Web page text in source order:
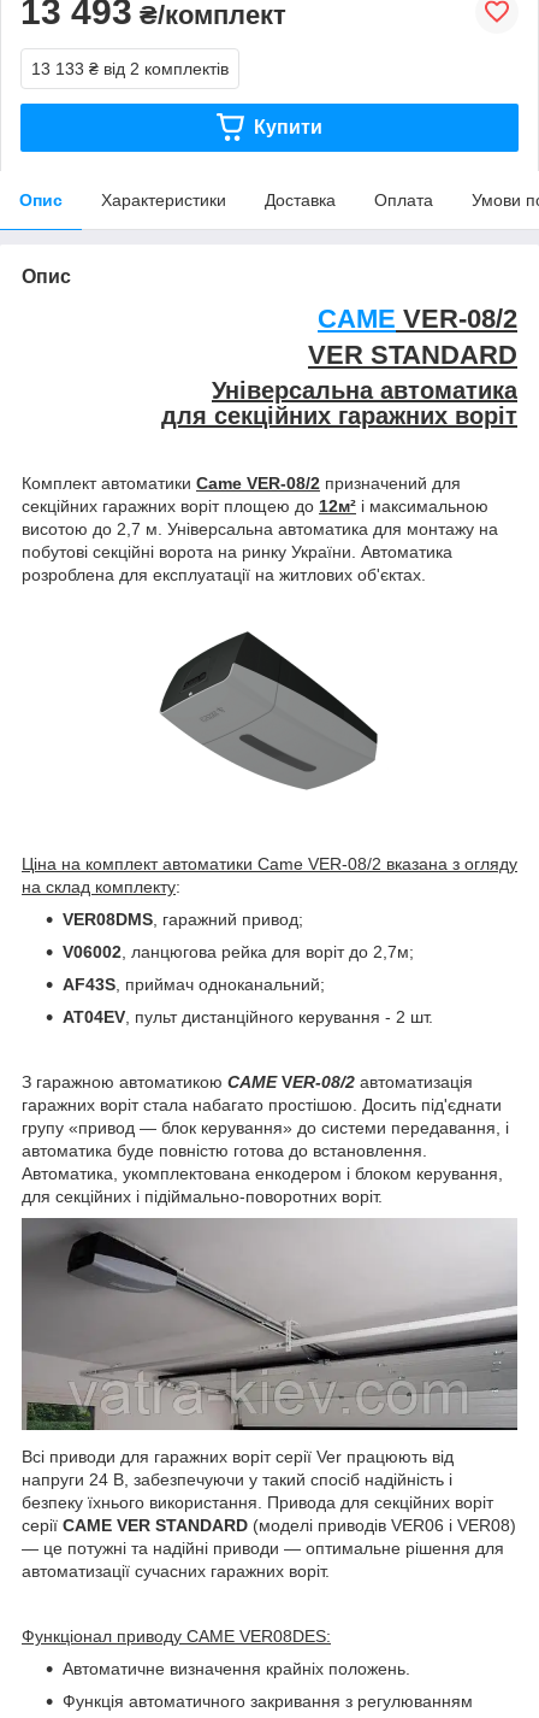
13 493 ₴/комплект
13 133 ₴ від 2 комплектів
Купити
Опис Характеристики Доставка Оплата Умови
Опис
CAME VER-08/2
VER STANDARD
Універсальна автоматика
для секційних гаражних воріт
Комплект автоматики Came VER-08/2 призначений для
секційних гаражних воріт площею до 12м² і максимальною
висотою до 2,7 м. Універсальна автоматика для монтажу на
побутові секційні ворота на ринку України. Автоматика
розроблена для експлуатації на житлових об'єктах.
Ціна на комплект автоматики Came VER-08/2 вказана з огляду
на склад комплекту:
VER08DMS , гаражний привод;
V06002 , ланцюгова рейка для воріт до 2,7м;
AF43S , приймач одноканальний;
AT04EV , пульт дистанційного керування - 2 шт.
З гаражною автоматикою CAMEVER-08/2 автоматизація
гаражних воріт стала набагато простішою. Досить під'єднати
групу «привод — блок керування» до системи передавання, і
автоматика буде повністю готова до встановлення.
Автоматика, укомплектована енкодером і блоком керування,
для секційних і підіймально-поворотних воріт.
Всі приводи для гаражних воріт серії Ver працюють від
напруги 24 В, забезпечуючи у такий спосіб надійність і
безпеку їхнього використання. Привода для секційних воріт
серії CAME VER STANDARD (моделі приводів VER06 і VER08)
— це потужні та надійні приводи — оптимальне рішення для
автоматизації сучасних гаражних воріт.
Функціонал приводу CAME VER08DES:
Автоматичне визначення крайніх положень.
Функція автоматичного закривання з регулюванням